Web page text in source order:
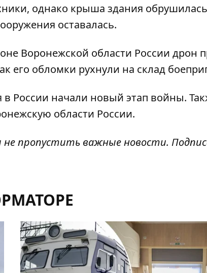
однако крыша здания
оставалась.
Воронежской области России дрон
его обломки рухнули на склад
России начали новый этап войны.
области России.
пропустить важные новости.